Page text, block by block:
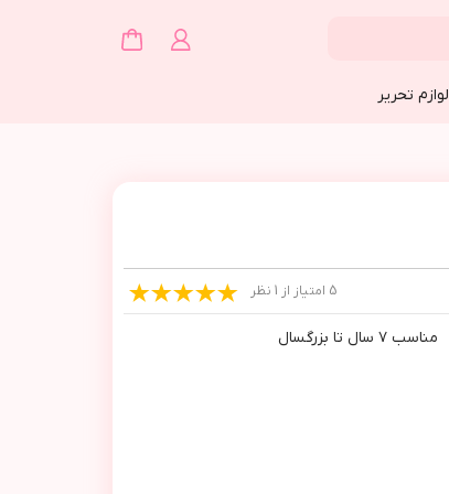
لوازم تحریر
5 امتیاز از 1 نظر
مناسب ٧ سال تا بزرگسال